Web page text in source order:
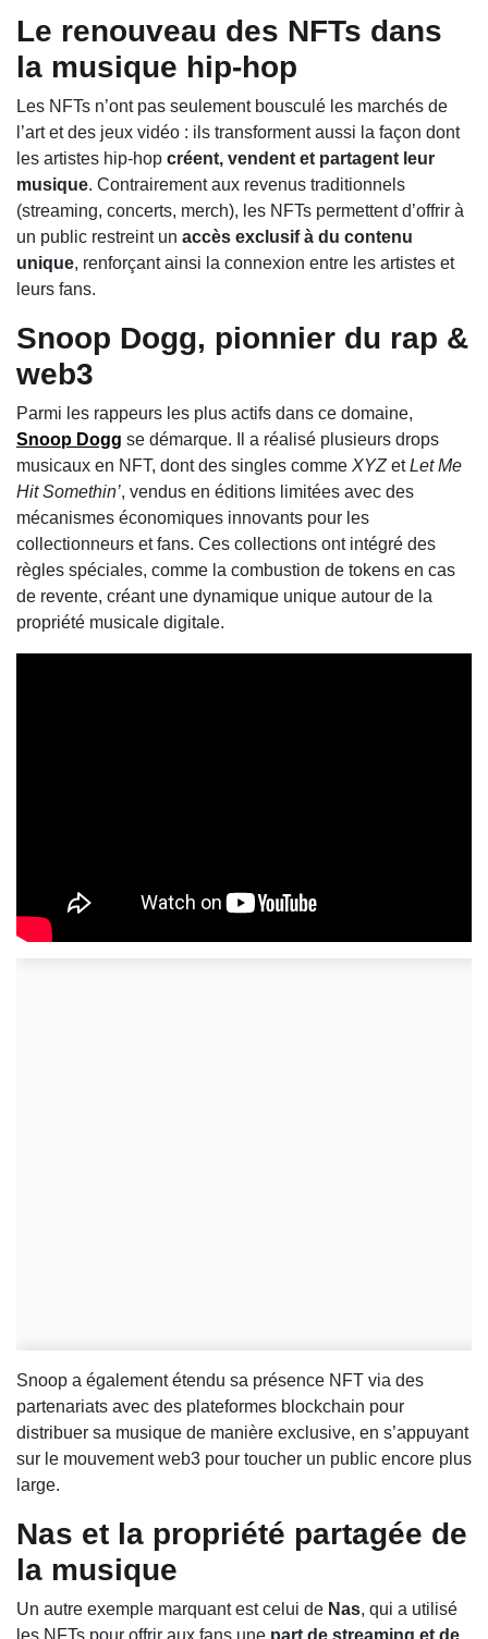
Le renouveau des NFTs dans
la musique hip‑hop
Les NFTs n’ont pas seulement bousculé les marchés de
l’art et des jeux vidéo : ils transforment aussi la façon dont
les artistes hip‑hop créent, vendent et partagent leur
musique. Contrairement aux revenus traditionnels
(streaming, concerts, merch), les NFTs permettent d’offrir à
un public restreint un accès exclusif à du contenu
unique, renforçant ainsi la connexion entre les artistes et
leurs fans.
Snoop Dogg, pionnier du rap &
web3
Parmi les rappeurs les plus actifs dans ce domaine,
Snoop Dogg se démarque. Il a réalisé plusieurs drops
musicaux en NFT, dont des singles comme XYZetLet Me
Hit Somethin’, vendus en éditions limitées avec des
mécanismes économiques innovants pour les
collectionneurs et fans. Ces collections ont intégré des
règles spéciales, comme la combustion de tokens en cas
de revente, créant une dynamique unique autour de la
propriété musicale digitale.
Snoop a également étendu sa présence NFT via des
partenariats avec des plateformes blockchain pour
distribuer sa musique de manière exclusive, en s’appuyant
sur le mouvement web3 pour toucher un public encore plus
large.
Nas et la propriété partagée de
la musique
Un autre exemple marquant est celui de Nas, qui a utilisé